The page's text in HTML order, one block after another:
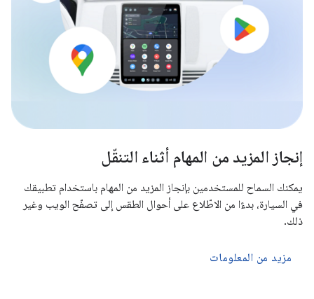
إنجاز المزيد من المهام أثناء التنقّل
يمكنك السماح للمستخدمين بإنجاز المزيد من المهام باستخدام تطبيقك
في السيارة، بدءًا من الاطّلاع على أحوال الطقس إلى تصفّح الويب وغير
ذلك.
مزيد من المعلومات